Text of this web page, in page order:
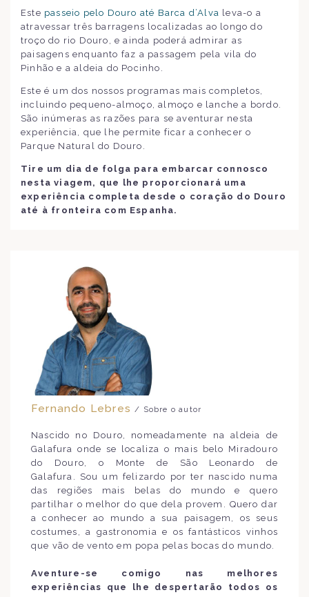
Este passeio pelo Douro até Barca d’Alva
leva-o a
atravessar três barragens localizadas ao longo do
troço do rio Douro, e ainda poderá admirar as
paisagens enquanto faz a passagem pela vila do
Pinhão e a aldeia do Pocinho.
Este é um dos nossos programas mais completos,
incluindo pequeno-almoço, almoço e lanche a bordo.
São inúmeras as razões para se aventurar nesta
experiência, que lhe permite ficar a conhecer o
Parque Natural do Douro.
Tire um dia de folga para embarcar connosco
nesta viagem, que lhe proporcionará uma
experiência completa desde o coração do Douro
até à fronteira com Espanha.
Fernando Lebres / Sobre o autor
Nascido no Douro, nomeadamente na aldeia de
Galafura onde se localiza o mais belo Miradouro
do Douro, o Monte de São Leonardo de
Galafura. Sou um felizardo por ter nascido numa
das regiões mais belas do mundo e quero
partilhar o melhor do que dela provem. Quero dar
a conhecer ao mundo a sua paisagem, os seus
costumes, a gastronomia e os fantásticos vinhos
que vão de vento em popa pelas bocas do mundo.
Aventure-se comigo nas melhores
experiências que lhe despertarão todos os